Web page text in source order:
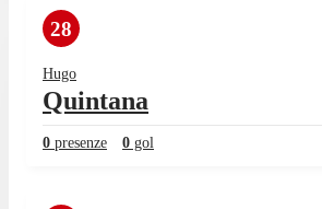
28
Hugo
Quintana
0 presenze 0 gol